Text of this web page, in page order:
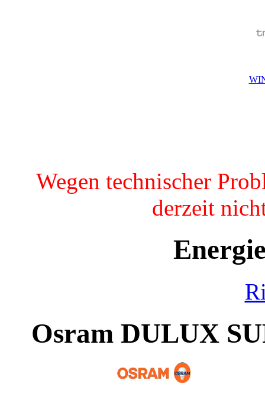
Wegen technischer
derzeit
Osram DULUX